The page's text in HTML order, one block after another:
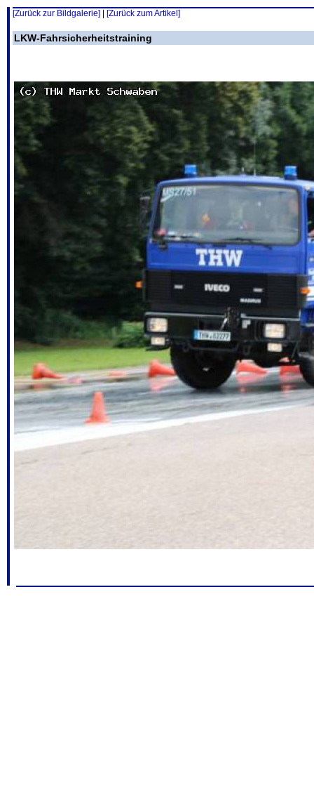
[Zurück zur Bildgalerie] [Zurück zum Artikel]
LKW-Fahrsicherheitstraining